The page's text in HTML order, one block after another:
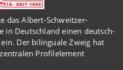
das Albert-Schweitzer-
in Deutschland einen deutsch-
Der bilinguale Zweig hat
Profilelement